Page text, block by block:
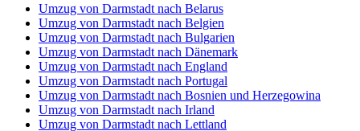
Umzug von Darmstadt nach Belarus
Umzug von Darmstadt nach Belgien
Umzug von Darmstadt nach Bulgarien
Umzug von Darmstadt nach Dänemark
Umzug von Darmstadt nach England
Umzug von Darmstadt nach Portugal
Umzug von Darmstadt nach Bosnien und Herzegowina
Umzug von Darmstadt nach Irland
Umzug von Darmstadt nach Lettland